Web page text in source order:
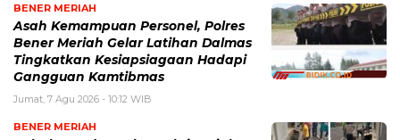
BENER MERIAH
Asah Kemampuan Personel, Polres
Bener Meriah Gelar Latihan Dalmas
Tingkatkan Kesiapsiagaan Hadapi
Gangguan Kamtibmas
Jumat, 7 Agu 2026 - 10:12 WIB
BENER MERIAH